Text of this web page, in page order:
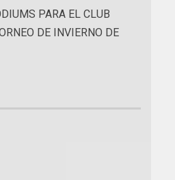
PARA EL CLUB
DE INVIERNO DE